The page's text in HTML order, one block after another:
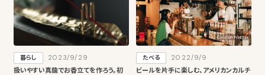
暮らし
2023/9/29
扱いやすい真鍮でお香立てを作ろう。初
たべる
2022/9/9
ビールを片手に楽しむ、アメリカンカルチ